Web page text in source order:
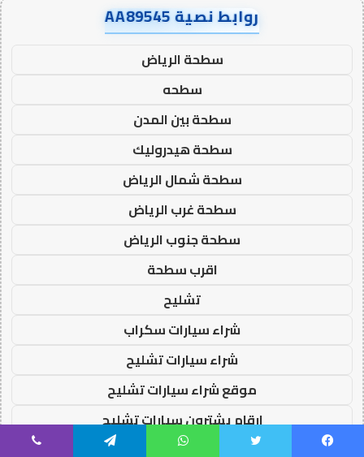
روابط نصية AA89545
سطحة الرياض
سطحه
سطحة بين المدن
سطحة هيدروليك
سطحة شمال الرياض
سطحة غرب الرياض
سطحة جنوب الرياض
اقرب سطحة
تشليح
شراء سيارات سكراب
شراء سيارات تشليح
موقع شراء سيارات تشليح
ارقام يشترون سيارات تشليح
شراء سيارات مصدومة